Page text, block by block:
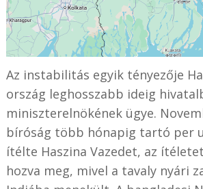
Az instabilitás egyik tényezője
ország leghosszabb ideig
miniszterelnökének ügye.
bíróság több hónapig tartó per
ítélte Haszina Vazedet, az
hozva meg, mivel a tavaly nyári